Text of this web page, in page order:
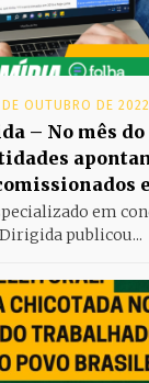
OUTUBRO DE 2022
– No mês do
em
publicou...